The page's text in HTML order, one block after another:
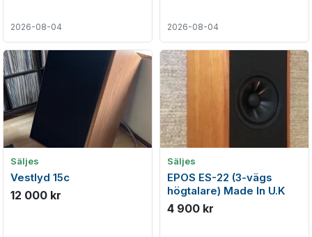
2026-08-04 2026-08-04
Säljes
Vestlyd 15c
12 000 kr
Säljes
EPOS ES-22 (3-vägs
högtalare) Made In U.K
4 900 kr